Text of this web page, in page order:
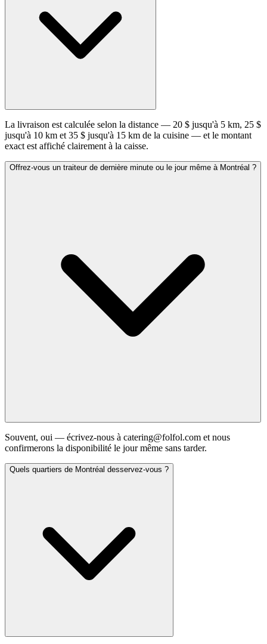
La livraison est calculée selon la distance — 20 $ jusqu'à 5 km, 25 $
jusqu'à 10 km et 35 $ jusqu'à 15 km de la cuisine — et le montant
exact est affiché clairement à la caisse.
Offrez-vous un traiteur de dernière minute ou le jour même à Montréal ?
Souvent, oui — écrivez-nous à catering@folfol.com et nous
confirmerons la disponibilité le jour même sans tarder.
Quels quartiers de Montréal desservez-vous ?